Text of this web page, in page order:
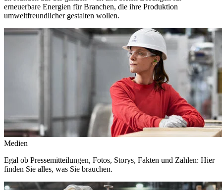
erneuerbare Energien für Branchen, die ihre Produktion
umweltfreundlicher gestalten wollen.
Medien
Egal ob Pressemitteilungen, Fotos, Storys, Fakten und Zahlen: Hier
finden Sie alles, was Sie brauchen.